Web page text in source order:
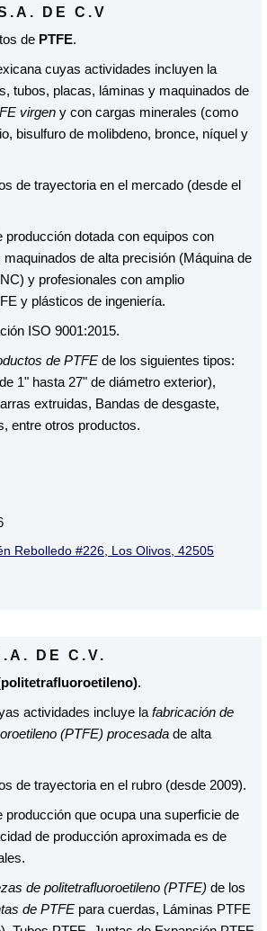
S. de R. L. de C. V.
DE C.V
de PTFE.
cuyas actividades incluyen la
tubos, placas, láminas y maquinados de
virgen y con cargas minerales (como
bisulfuro de molibdeno, bronce, níquel y
de trayectoria en el mercado (desde el
producción dotada con equipos con
de alta precisión (Máquina de
y profesionales con amplio
y plásticos de ingeniería.
ISO 9001:2015.
de PTFE de los siguientes tipos:
1" hasta 27" de diámetro exterior),
extruidas, Bandas de desgaste,
entre otros productos.
Rebolledo #226, Los Olivos, 42505
DE C.V.
.
actividades incluye la fabricación de
(PTFE) procesada de alta
de trayectoria en el rubro (desde 2009).
producción que ocupa una superficie de
de producción aproximada es de
de politetrafluoroetileno (PTFE) de los
de PTFE para cuerdas, Láminas PTFE